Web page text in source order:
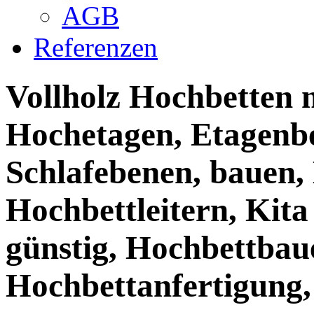
AGB
Referenzen
Vollholz Hochbetten
Hochetagen,
Schlafebenen,
Hochbettleitern,
günstig,